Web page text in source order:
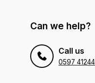
Can we help?
Call us
0597